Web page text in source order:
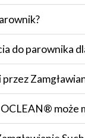
do parownika
może